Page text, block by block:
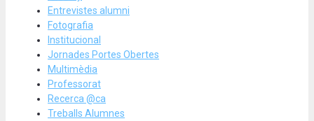
Entrevistes alumni
Fotografia
Institucional
Jornades Portes Obertes
Multimèdia
Professorat
Recerca @ca
Treballs Alumnes